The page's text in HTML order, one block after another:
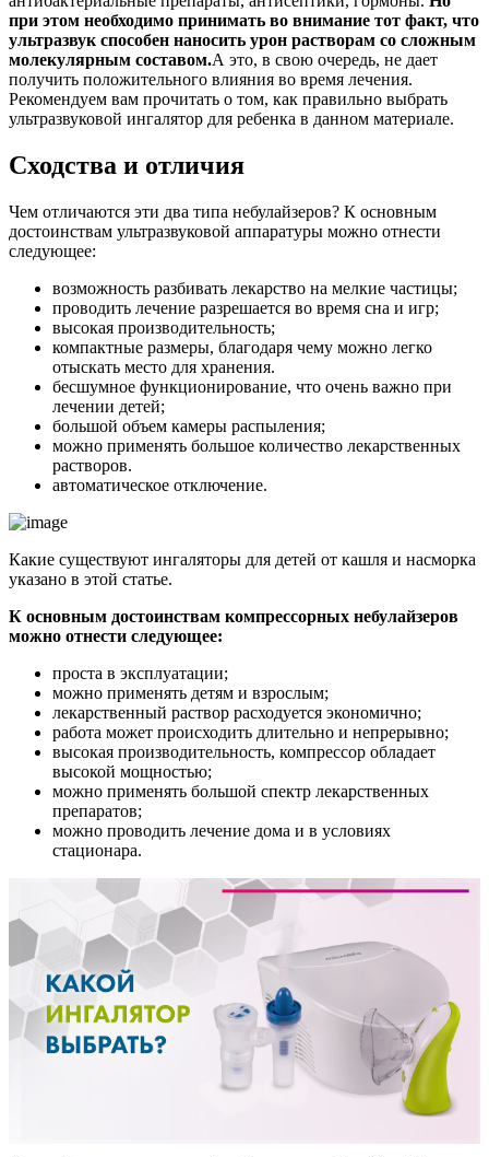
при этом необходимо принимать во внимание тот факт, что
ультразвук способен наносить урон растворам со сложным
молекулярным составом.А это, в свою очередь, не дает
получить положительного влияния во время лечения.
Рекомендуем вам прочитать о том, как правильно выбрать
ультразвуковой ингалятор для ребенка в данном материале.
Сходства и отличия
Чем отличаются эти два типа небулайзеров? К основным
достоинствам ультразвуковой аппаратуры можно отнести
следующее:
возможность разбивать лекарство на мелкие частицы;
проводить лечение разрешается во время сна и игр;
высокая производительность;
компактные размеры, благодаря чему можно легко
отыскать место для хранения.
бесшумное функционирование, что очень важно при
лечении детей;
большой объем камеры распыления;
можно применять большое количество лекарственных
растворов.
автоматическое отключение.
Какие существуют ингаляторы для детей от кашля и насморка
указано в этой статье.
К основным достоинствам компрессорных небулайзеров
можно отнести следующее:
проста в эксплуатации;
можно применять детям и взрослым;
лекарственный раствор расходуется экономично;
работа может происходить длительно и непрерывно;
высокая производительность, компрессор обладает
высокой мощностью;
можно применять большой спектр лекарственных
препаратов;
можно проводить лечение дома и в условиях
стационара.